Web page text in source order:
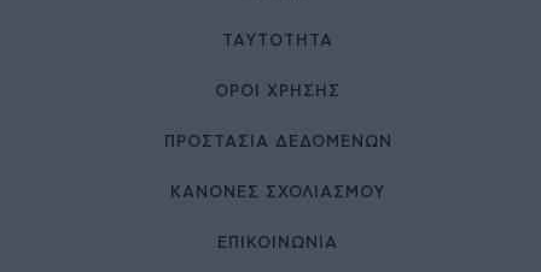
ΤΑΥΤΌΤΗΤΑ
ΌΡΟΙ ΧΡΉΣΗΣ
ΠΡΟΣΤΑΣΙΑ ΔΕΔΟΜΕΝΩΝ
ΚΑΝΟΝΕΣ ΣΧΟΛΙΑΣΜΟΥ
ΕΠΙΚΟΙΝΩΝΊΑ